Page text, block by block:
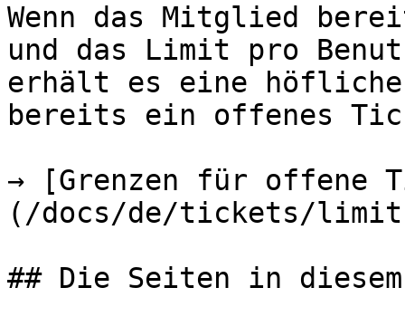
Wenn das Mitglied
und das Limit pro
erhält es eine
bereits ein offenes
→ [Grenzen für offene
(/docs/de/tickets/
## Die Seiten in